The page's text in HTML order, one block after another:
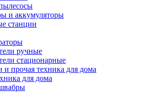
и аккумуляторы
станции
ручные
стационарные
и прочая техника для дома
для дома